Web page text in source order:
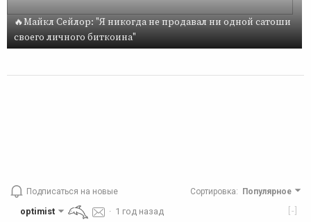
🔥Майкл Сейлор: "Я никогда не продавал ни одной сатоши
своего личного биткоина"
Подписаться на новые Сортировка: Популярное
[-]
optimist · 1 год назад